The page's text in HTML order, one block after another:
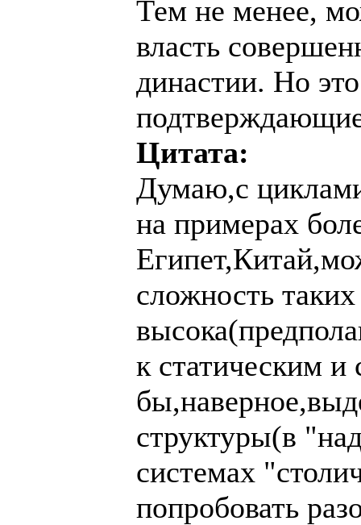
Тем не менее,
власть
династии. Но
Цитата:
Думаю,с
на примерах
сложность
к статическим
структуры(в
системах
попробовать